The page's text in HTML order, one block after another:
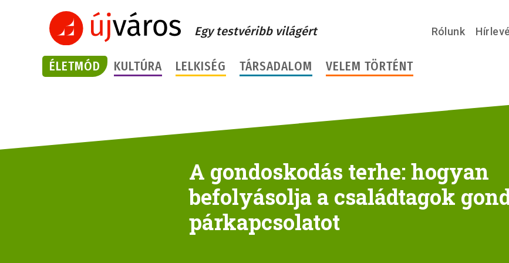
Egy testvéribb világért Rólunk Hírlevél
ÉLETMÓD KULTÚRA LELKISÉG TÁRSADALOM VELEM TÖRTÉNT
A gondoskodás terhe: hogyan
befolyásolja a családtagok
párkapcsolatot